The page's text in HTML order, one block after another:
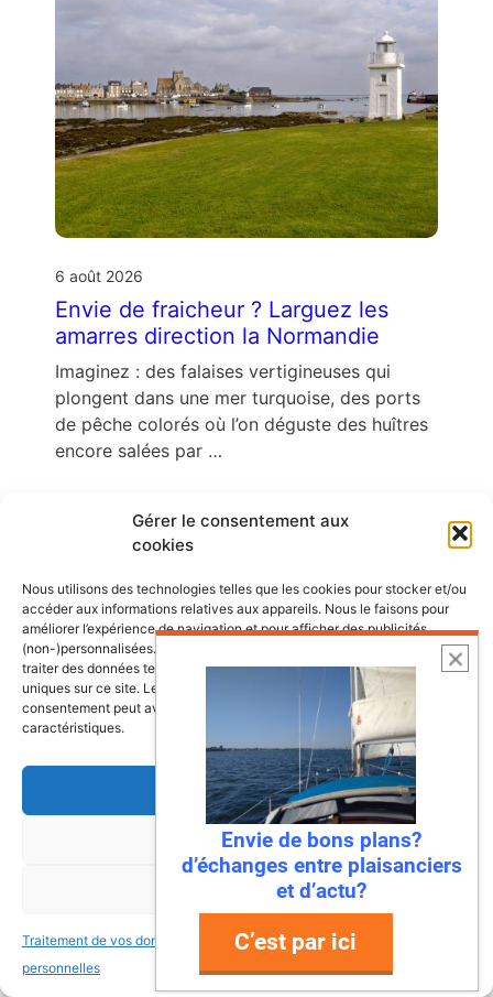
Gérer le consentement aux
cookies
Nous utilisons des technologies telles que les cookies pour stocker et/ou
accéder aux informations relatives aux appareils. Nous le faisons pour
améliorer l’expérience de navigation et pour afficher des publicités
(non-)personnalisées. Consentir à ces technologies nous autorisera à
traiter des données telles que le comportement de navigation ou les ID
uniques sur ce site. Le fait de ne pas consentir ou de retirer son
consentement peut avoir un effet négatif sur certaines fonctonnalités et
caractéristiques.
Accepter
Refuser
Voir les préférences
Traitement de vos données
personnelles
Traitement de vos données
personnelles
6 août 2026
Envie de fraicheur ? Larguez les
amarres direction la Normandie
Imaginez : des falaises vertigineuses qui
plongent dans une mer turquoise, des ports
de pêche colorés où l’on déguste des huîtres
encore salées par …
Lire l’article
Mandelieu-La Napoule : la première
ville à dire « stop » aux déchets en
Ah, la Méditerranée… Ses eaux turquoise, ses
plages de rêve, et… ses déchets ? Eh bien,
Envie de bons plans?
d’échanges entre plaisanciers
et d’actu?
C’est par ici